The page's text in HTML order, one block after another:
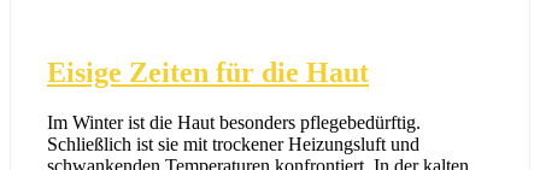
Eisige Zeiten für die Haut
Im Winter ist die Haut besonders pflegebedürftig.
Schließlich ist sie mit trockener Heizungsluft und
schwankenden Temperaturen konfrontiert. In der kalten…